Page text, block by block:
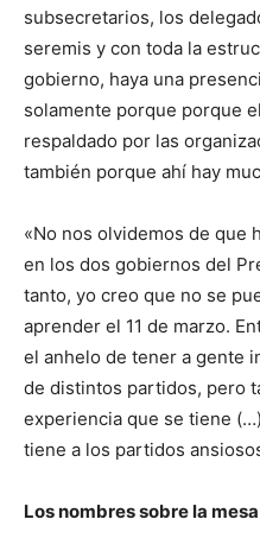
subsecretarios, los
seremis y con toda la
gobierno, haya una
solamente porque porque
respaldado por las
también porque ahí hay
«No nos olvidemos de que
en los dos gobiernos del
tanto, yo creo que no se
aprender el 11 de marzo.
el anhelo de tener a gente
de distintos partidos, pero
experiencia que se tiene
tiene a los partidos
Los nombres sobre la mesa